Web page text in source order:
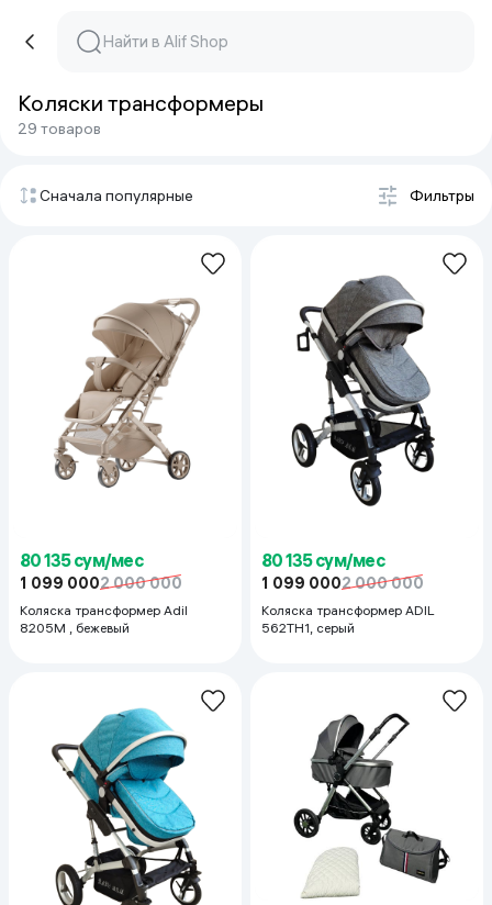
Коляски трансформеры
29 товаров
Сначала популярные Фильтры
80 135 сум/мес
1 099 0002 000 000
Коляска трансформер Adil
8205M , бежевый
80 135 сум/мес
1 099 0002 000 000
Коляска трансформер ADIL
562TH1, серый